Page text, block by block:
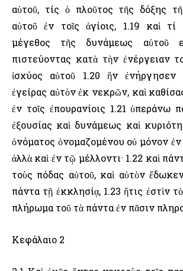
αὐτοῦ, τίς ὁ πλοῦτος τῆς δόξης
αὐτοῦ ἐν τοῖς ἁγίοις, 1.19 καὶ τί
μέγεθος τῆς δυνάμεως αὐτοῦ
πιστεύοντας κατὰ τὴν ἐνέργειαν
ἰσχύος αὐτοῦ 1.20 ἣν
ἐγείρας αὐτὸν ἐκ νεκρῶν, καὶ
ἐν τοῖς ἐπουρανίοις 1.21 ὑπεράνω
ἐξουσίας καὶ δυνάμεως καὶ
ὀνόματος ὀνομαζομένου οὐ μόνον
ἀλλὰ καὶ ἐν τῷ μέλλοντι· 1.22 καὶ
τοὺς πόδας αὐτοῦ, καὶ αὐτὸν
πάντα τῇ ἐκκλησίᾳ, 1.23 ἥτις ἐστὶν
πλήρωμα τοῦ τὰ πάντα ἐν πᾶσιν
Κεφάλαιο 2